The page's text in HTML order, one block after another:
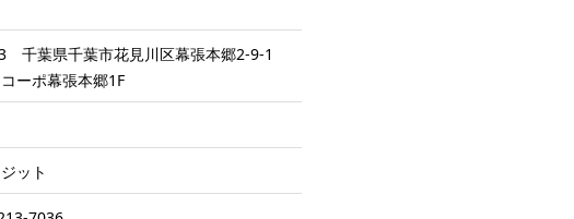
千葉県千葉市花見川区幕張本郷2-9-1
ーポ幕張本郷1F
ット